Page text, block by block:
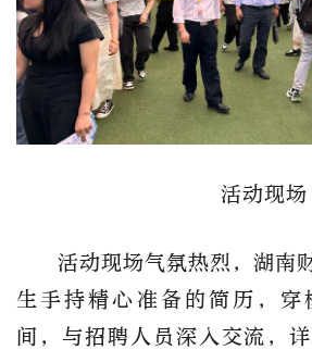
活动现场
活动现场气氛热烈， 湖南
生手持精心准备的简历，穿
间，与招聘人员深入交流，